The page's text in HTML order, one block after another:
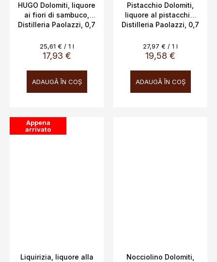
HUGO Dolomiti, liquore
ai fiori di sambuco,
Distilleria Paolazzi, 0,7
17,93 €
Evaluare
preţ:
25,61 € / 1 l
ADAUGĂ ÎN COŞ
Pistacchio Dolomiti,
liquore al pistacchio,
Distilleria Paolazzi, 0,7
19,58 €
Evaluare
preţ:
27,97 € / 1 l
ADAUGĂ ÎN COŞ
Appena
arrivato
Liquirizia, liquore alla
Nocciolino Dolomiti,